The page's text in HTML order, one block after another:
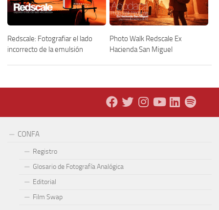
Redscale: Fotografiar el lado
incorrecto de la emulsión
Photo Walk Redscale Ex
Hacienda San Miguel
CONFA
Registro
Glosario de Fotografía Analógica
Editorial
Film Swap